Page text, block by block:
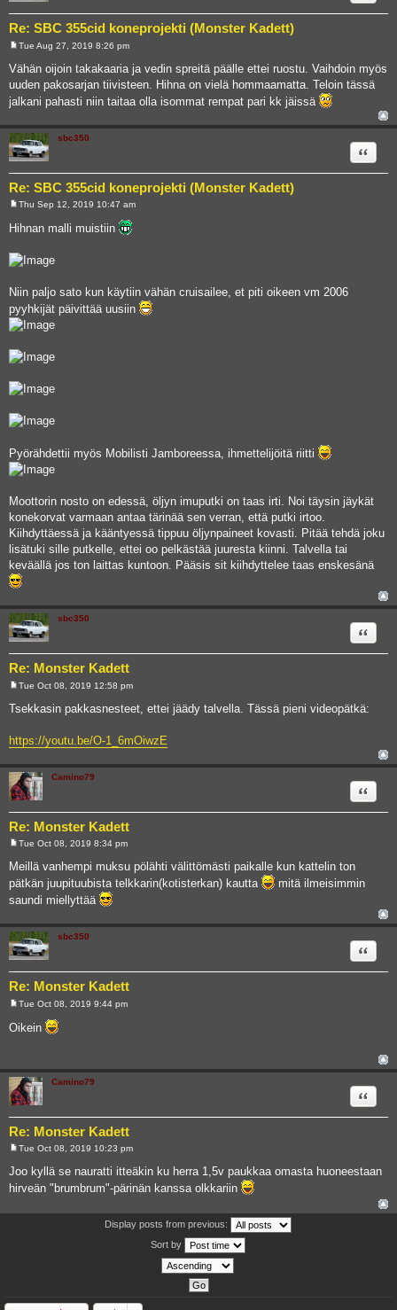
Re: SBC 355cid koneprojekti (Monster Kadett)
o
s
t
Tue Aug 27, 2019 8:26 pm
Vähän oijoin takakaaria ja vedin spreitä päälle ettei ruostu. Vaihdoin myös
uuden pakosarjan tiivisteen. Hihna on vielä hommaamatta. Teloin tässä
jalkani pahasti niin taitaa olla isommat rempat pari kk jäissä
sbc350
Re: SBC 355cid koneprojekti (Monster Kadett)
Quote
o
s
Thu Sep 12, 2019 10:47 am
Hihnan malli muistiin
Niin paljo sato kun käytiin vähän cruisailee, et piti oikeen vm 2006
pyyhkijät päivittää uusiin
Pyörähdettii myös Mobilisti Jamboreessa, ihmettelijöitä riitti
Moottorin nosto on edessä, öljyn imuputki on taas irti. Noi täysin jäykät
konekorvat varmaan antaa tärinää sen verran, että putki irtoo.
Kiihdyttäessä ja kääntyessä tippuu öljynpaineet kovasti. Pitää tehdä joku
lisätuki sille putkelle, ettei oo pelkästää juuresta kiinni. Talvella tai
keväällä jos ton laittas kuntoon. Pääsis sit kiihdyttelee taas enskesänä
sbc350
Re: Monster Kadett
Quote
s
Tue Oct 08, 2019 12:58 pm
Tsekkasin pakkasnesteet, ettei jäädy talvella. Tässä pieni videopätkä:
https://youtu.be/O-1_6mOiwzE
Camino79
Re: Monster Kadett
Quote
o
s
t
Tue Oct 08, 2019 8:34 pm
Meillä vanhempi muksu pölähti välittömästi paikalle kun kattelin ton
pätkän juupituubista telkkarin(kotisterkan) kautta
mitä ilmeisimmin
saundi miellyttää
sbc350
Re: Monster Kadett
Quote
o
s
Tue Oct 08, 2019 9:44 pm
Oikein
Camino79
Re: Monster Kadett
Quote
o
s
t
Tue Oct 08, 2019 10:23 pm
Joo kyllä se nauratti itteäkin ku herra 1,5v paukkaa omasta huoneestaan
hirveän "brumbrum"-pärinän kanssa olkkariin
Display posts from previous:
Sort by